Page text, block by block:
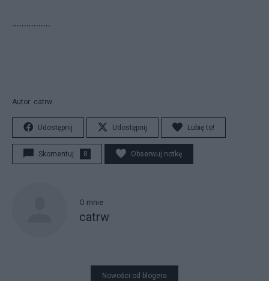
................
Autor: catrw
Udostępnij Udostępnij Lubię to!
Skomentuj 8 Obserwuj notkę
O mnie
catrw
Nowości od blogera